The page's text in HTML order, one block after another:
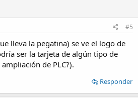
#5
lleva la pegatina) se ve el logo de
ser la tarjeta de algún tipo de
de PLC?).
Responder